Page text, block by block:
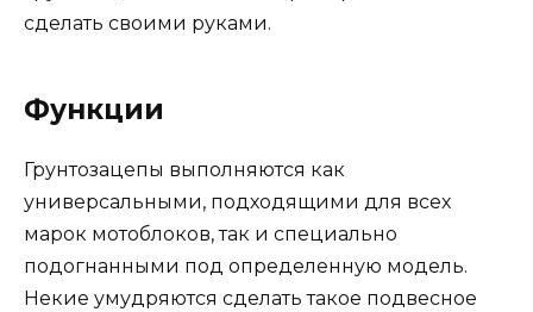
сделать своими руками.
Функции
Грунтозацепы выполняются как
универсальными, подходящими для всех
марок мотоблоков, так и специально
подогнанными под определенную модель.
Некие умудряются сделать такое подвесное